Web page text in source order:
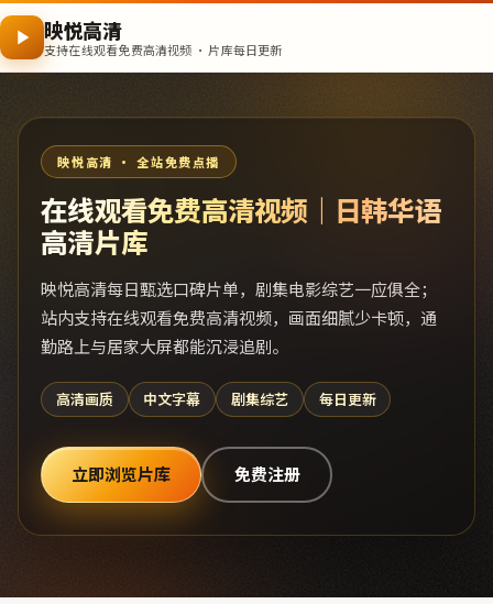
映悦高清
支持在线观看免费高清视频 · 片库每日更新
映悦高清 · 全站免费点播
在线观看免费高清视频｜日韩华语
高清片库
映悦高清每日甄选口碑片单，剧集电影综艺一应俱全；
站内支持在线观看免费高清视频，画面细腻少卡顿，通
勤路上与居家大屏都能沉浸追剧。
高清画质 中文字幕 剧集综艺 每日更新
立即浏览片库 免费注册